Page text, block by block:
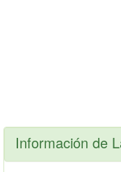
Información de